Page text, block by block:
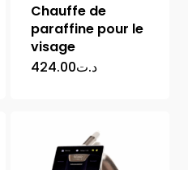
Chauffe de
paraffine pour le
visage
د.ت424.00